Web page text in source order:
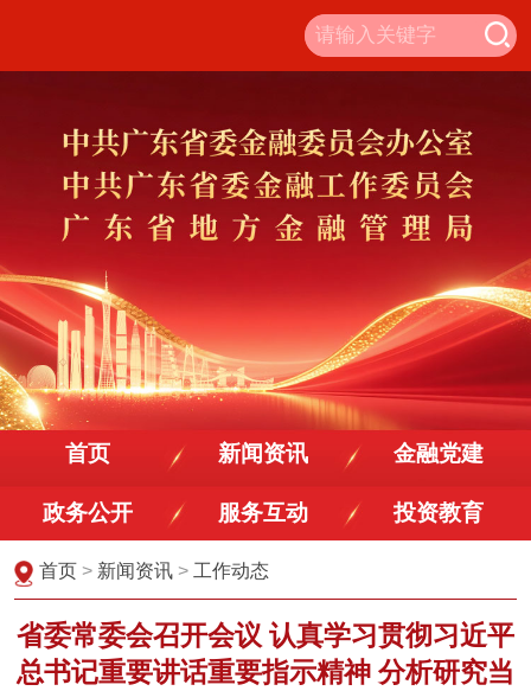
首页 新闻资讯 金融党建
政务公开 服务互动 投资教育
首页 > 新闻资讯 > 工作动态
省委常委会召开会议 认真学习贯彻习近平
总书记重要讲话重要指示精神 分析研究当